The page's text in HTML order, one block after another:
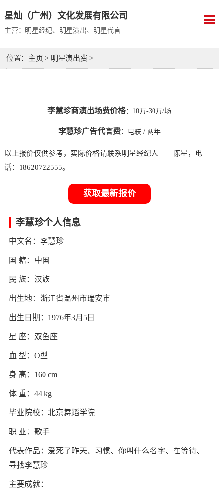
星灿（广州）文化发展有限公司
主营：明星经纪、明星演出、明星代言
位置： 主页 > 明星演出费 >
李慧珍商演出场费价格：10万-30万/场
李慧珍广告代言费： 电联/ 两年
以上报价仅供参考，实际价格请联系明星经纪人——陈星，电
话：18620722555。
获取最新报价
李慧珍个人信息
中文名：李慧珍
国 籍：中国
民 族：汉族
出生地：浙江省温州市瑞安市
出生日期：1976年3月5日
星 座：双鱼座
血 型：O型
身 高：160 cm
体 重：44 kg
毕业院校：北京舞蹈学院
职 业：歌手
代表作品：爱死了昨天、习惯、你叫什么名字、在等待、
寻找李慧珍
主要成就：